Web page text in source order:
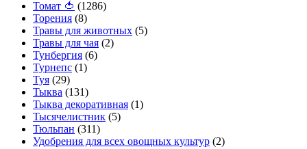
Томат 🍅 (1286)
Торения (8)
Травы для животных (5)
Травы для чая (2)
Тунбергия (6)
Турнепс (1)
Туя (29)
Тыква (131)
Тыква декоративная (1)
Тысячелистник (5)
Тюльпан (311)
Удобрения для всех овощных культур (2)